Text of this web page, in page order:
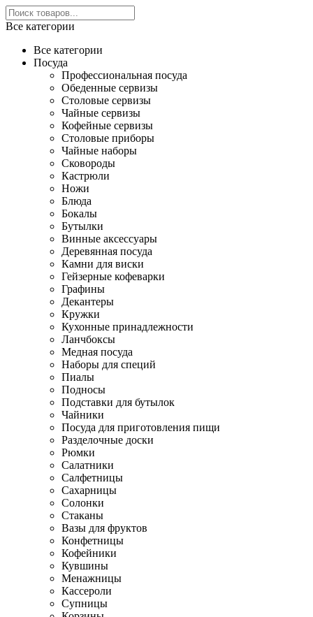
Все категории
Все категории
Посуда
Профессиональная посуда
Обеденные сервизы
Столовые сервизы
Чайные сервизы
Кофейные сервизы
Столовые приборы
Чайные наборы
Сковороды
Кастрюли
Ножи
Блюда
Бокалы
Бутылки
Винные аксессуары
Деревянная посуда
Камни для виски
Гейзерные кофеварки
Графины
Декантеры
Кружки
Кухонные принадлежности
Ланчбоксы
Медная посуда
Наборы для специй
Пиалы
Подносы
Подставки для бутылок
Чайники
Посуда для приготовления пищи
Разделочные доски
Рюмки
Салатники
Салфетницы
Сахарницы
Солонки
Стаканы
Вазы для фруктов
Конфетницы
Кофейники
Кувшины
Менажницы
Кассероли
Супницы